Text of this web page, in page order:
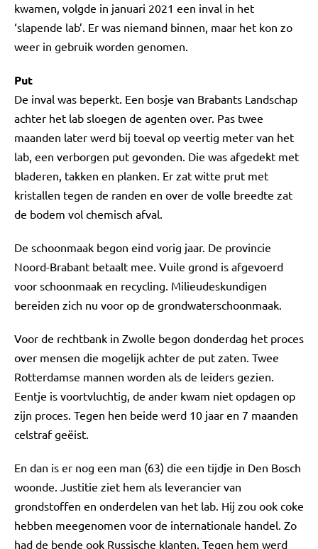
kwamen, volgde in januari 2021 een inval in het
‘slapende lab’. Er was niemand binnen, maar het kon zo
weer in gebruik worden genomen.
Put
De inval was beperkt. Een bosje van Brabants Landschap
achter het lab sloegen de agenten over. Pas twee
maanden later werd bij toeval op veertig meter van het
lab, een verborgen put gevonden. Die was afgedekt met
bladeren, takken en planken. Er zat witte prut met
kristallen tegen de randen en over de volle breedte zat
de bodem vol chemisch afval.
De schoonmaak begon eind vorig jaar. De provincie
Noord-Brabant betaalt mee. Vuile grond is afgevoerd
voor schoonmaak en recycling. Milieudeskundigen
bereiden zich nu voor op de grondwaterschoonmaak.
Voor de rechtbank in Zwolle begon donderdag het proces
over mensen die mogelijk achter de put zaten. Twee
Rotterdamse mannen worden als de leiders gezien.
Eentje is voortvluchtig, de ander kwam niet opdagen op
zijn proces. Tegen hen beide werd 10 jaar en 7 maanden
celstraf geëist.
En dan is er nog een man (63) die een tijdje in Den Bosch
woonde. Justitie ziet hem als leverancier van
grondstoffen en onderdelen van het lab. Hij zou ook coke
hebben meegenomen voor de internationale handel. Zo
had de bende ook Russische klanten. Tegen hem werd